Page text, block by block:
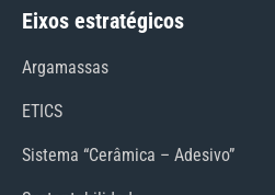
Eixos estratégicos
Argamassas
ETICS
Sistema “Cerâmica – Adesivo”